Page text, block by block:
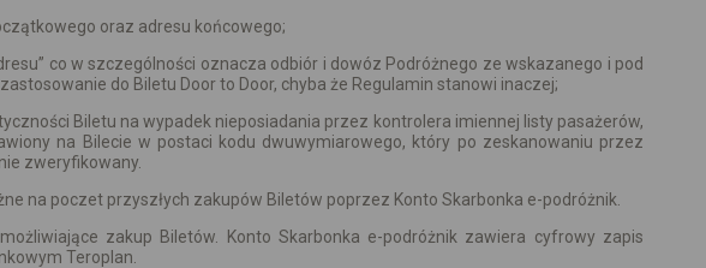
oraz adresu końcowego;
co w szczególności oznacza odbiór i dowóz Podróżnego ze wskazanego i pod
do Biletu Door to Door, chyba że Regulamin stanowi inaczej;
Biletu na wypadek nieposiadania przez kontrolera imiennej listy pasażerów,
na Bilecie w postaci kodu dwuwymiarowego, który po zeskanowaniu przez
zweryfikowany.
na poczet przyszłych zakupów Biletów poprzez Konto Skarbonka e-podróżnik.
zakup Biletów. Konto Skarbonka e-podróżnik zawiera cyfrowy zapis
Teroplan.